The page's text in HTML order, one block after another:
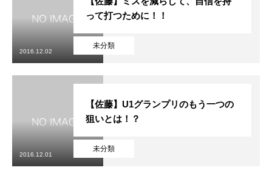
未分類
って打つために！！
2016.12.02
未分類
【佐藤】U1グランプリのもう一つの
狙いとは！？
2016.12.01